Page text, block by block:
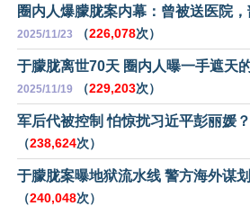
圈内人爆朦胧案内幕：曾被送医院，
2025/11/23 （226,078次）
于朦胧离世70天 圈内人曝一手遮天
2025/11/19 （229,203次）
军后代被控制 怕惊扰习近平彭丽媛？
（238,624次）
于朦胧案曝地狱流水线 警方海外谋
（240,048次）